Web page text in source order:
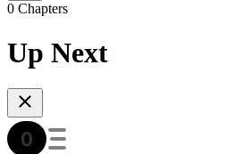
0 Chapters
Up Next